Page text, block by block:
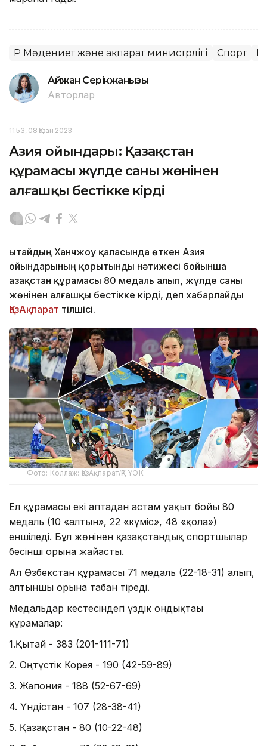
ҚР Мәдениет және ақпарат министрлігі Спорт
Айжан Серікжанқызы
Авторлар
11:53, 08 Қазан 2023
Азия ойындары: Қазақстан
құрамасы жүлде саны жөнінен
алғашқы бестікке кірді
Қытайдың Ханчжоу қаласында өткен Азия
ойындарының қорытынды нәтижесі бойынша
Қазақстан құрамасы 80 медаль алып, жүлде саны
жөнінен алғашқы бестікке кірді, деп хабарлайды
ҚазАқпарат тілшісі.
Фото: Коллаж: ҚазАқпарат/ҚР ҰОК
Ел құрамасы екі аптадан астам уақыт бойы 80
медаль (10 «алтын», 22 «күміс», 48 «қола»)
еншіледі. Бұл жөнінен қазақстандық спортшылар
бесінші орынға жайғасты.
Ал Өзбекстан құрамасы 71 медаль (22-18-31) алып,
алтыншы орынға табан тіреді.
Медальдар кестесіндегі үздік ондықтағы
құрамалар:
1.Қытай - 383 (201-111-71)
2. Оңтүстік Корея - 190 (42-59-89)
3. Жапония - 188 (52-67-69)
4. Үндістан - 107 (28-38-41)
5. Қазақстан - 80 (10-22-48)